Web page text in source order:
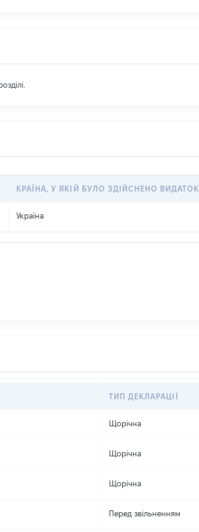
КРАЇНА, У ЯКІЙ БУЛО ЗДІЙСНЕНО ВИДАТОК
Україна
ТИП ДЕКЛАРАЦІЇ
Щорічна
Щорічна
Щорічна
Перед звільненням